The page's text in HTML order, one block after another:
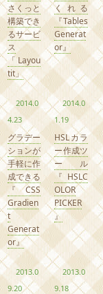
さくっと
構築でき
るサービ
ス
「Layou
tit」
くれる
『Tables
Generat
or』
2014.0
4.23
グラデー
ションが
手軽に作
成できる
『CSS
Gradien
t
Generat
or』
2014.0
1.19
HSLカラ
ー作成ツ
ール
『HSLC
OLOR
PICKER
』
2013.0
9.20
2013.0
9.18